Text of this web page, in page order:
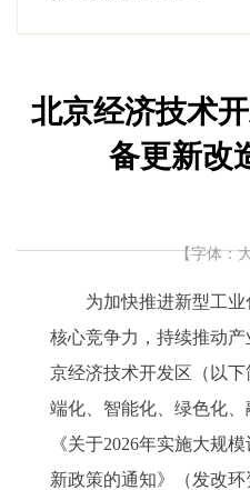
北京经济技术
备更新改
【字体：
为加快推进新型工业
核心竞争力，持续推动
京经济技术开发区（以
端化、智能化、绿色化
《关于2026年实施大规
新政策的通知》（发改环